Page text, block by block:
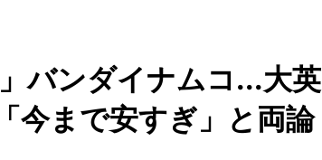
バンダイナムコ...大英
今まで安すぎ」と両論